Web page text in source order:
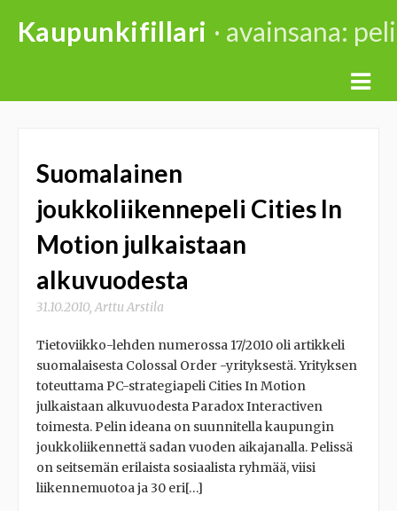
Kaupunkifillari · avainsana: peli
Suomalainen
joukkoliikennepeli Cities In
Motion julkaistaan
alkuvuodesta
31.10.2010,Arttu Arstila
Tietoviikko-lehden numerossa 17/2010 oli artikkeli
suomalaisesta Colossal Order -yrityksestä. Yrityksen
toteuttama PC-strategiapeli Cities In Motion
julkaistaan alkuvuodesta Paradox Interactiven
toimesta. Pelin ideana on suunnitella kaupungin
joukkoliikennettä sadan vuoden aikajanalla. Pelissä
on seitsemän erilaista sosiaalista ryhmää, viisi
liikennemuotoa ja 30 eri[…]